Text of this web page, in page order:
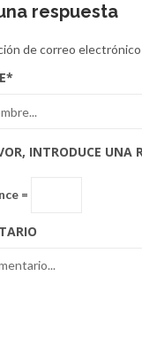
respuesta
de correo
*
INTRODUCE UNA
=